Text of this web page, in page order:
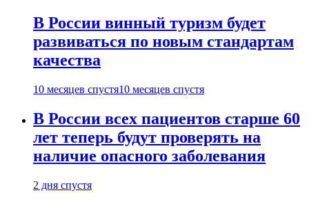
В России винный туризм будет
развиваться по новым стандартам
качества
10 месяцев спустя10 месяцев спустя
В России всех пациентов старше 60
лет теперь будут проверять на
наличие опасного заболевания
2 дня спустя